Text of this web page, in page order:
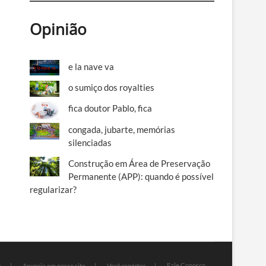
Opinião
e la nave va
o sumiço dos royalties
fica doutor Pablo, fica
congada, jubarte, memórias
silenciadas
Construção em Área de Preservação
Permanente (APP): quando é possível
regularizar?